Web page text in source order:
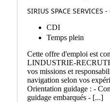
SIRIUS SPACE SERVICES -
CDI
Temps plein
Cette offre d'emploi est
LINDUSTRIE-
vos missions et
navigation selon vos
Orientation guidage : -
guidage embarqués - [...]